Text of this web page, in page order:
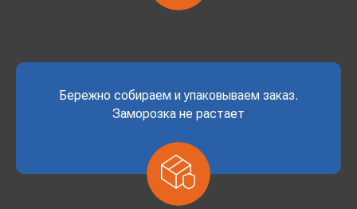
Бережно собираем и упаковываем заказ.
Заморозка не растает